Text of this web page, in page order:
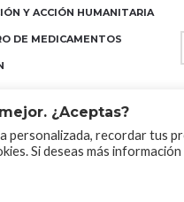
Y ACCIÓN HUMANITARIA
DE MEDICAMENTOS
Mundi © 2025
¿Aceptas?
personalizada, recordar tus
Si deseas más